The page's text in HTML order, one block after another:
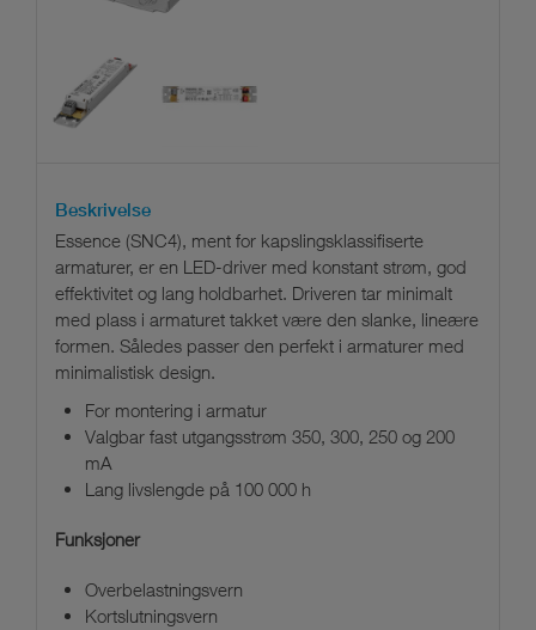
Beskrivelse
Essence (SNC4), ment for kapslingsklassifiserte
armaturer, er en LED-driver med konstant strøm, god
effektivitet og lang holdbarhet. Driveren tar minimalt
med plass i armaturet takket være den slanke, lineære
formen. Således passer den perfekt i armaturer med
minimalistisk design.
For montering i armatur
Valgbar fast utgangsstrøm 350, 300, 250 og 200
mA
Lang livslengde på 100 000 h
Funksjoner
Overbelastningsvern
Kortslutningsvern